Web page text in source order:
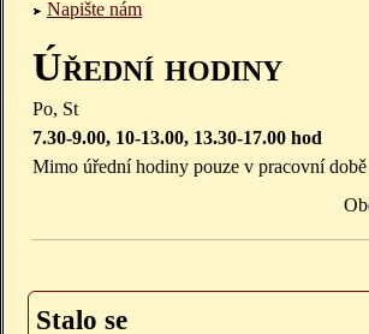
Napište nám
Úřední hodiny
Po, St
7.30-9.00, 10-13.00, 13.30-17.00 hod
Mimo úřední hodiny pouze v pracovní době
Stalo se